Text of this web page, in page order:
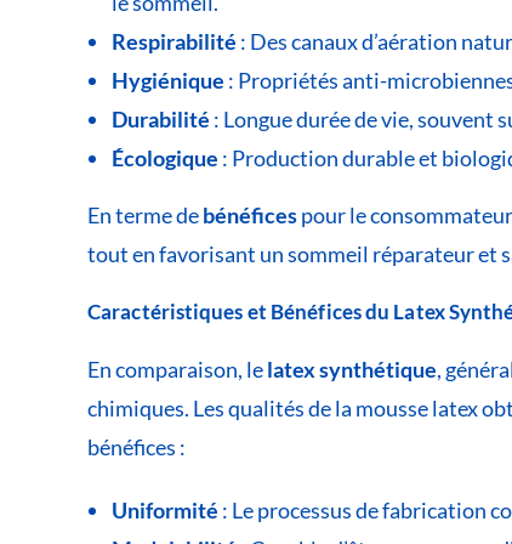
Respirabilité : Des canaux d’aération
Hygiénique : Propriétés anti-
Durabilité : Longue durée de vie, souvent
Écologique : Production durable et
En terme debénéficespour le
tout en favorisant un sommeil réparateur et
Caractéristiques et Bénéfices du Latex
En comparaison, lelatex synthétique,
chimiques. Les qualités de la mousse latex
bénéfices :
Uniformité : Le processus de fabrication